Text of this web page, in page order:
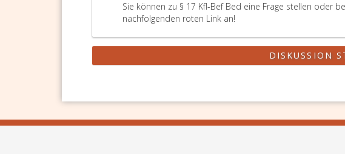
Sie können zu § 17 Kfl-Bef Bed eine Frage stellen oder
nachfolgenden roten Link an!
DISKUSSION